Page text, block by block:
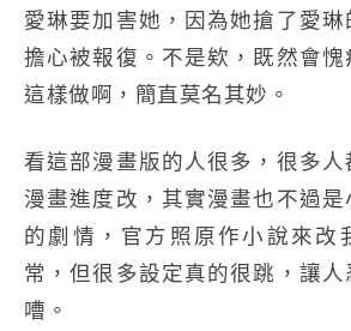
愛琳要加害她，因為她搶了愛琳
擔心被報復。不是欸，既然會愧
這樣做啊，簡直莫名其妙。
看這部漫畫版的人很多，很多人
漫畫進度改，其實漫畫也不過是
的劇情，官方照原作小說來改
常，但很多設定真的很跳，讓人
嘈。